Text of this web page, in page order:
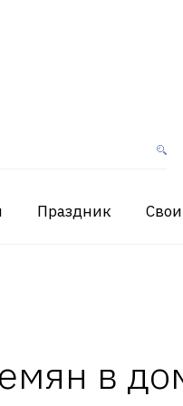
Праздник
в